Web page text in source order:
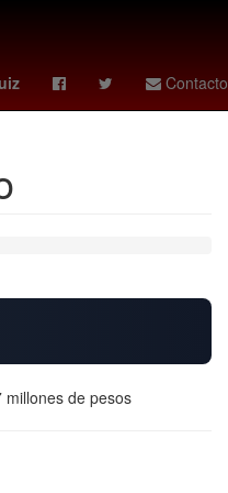
Contacto
femenil
de pesos